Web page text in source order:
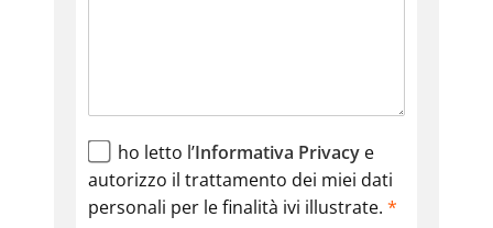
ho letto l’Informativa Privacy e
autorizzo il trattamento dei miei dati
personali per le finalità ivi illustrate. *